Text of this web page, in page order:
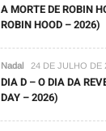
A MORTE DE ROBIN
ROBIN HOOD – 2026)
Nadal 24 DE JULHO DE
DIA D – O DIA DA
DAY – 2026)